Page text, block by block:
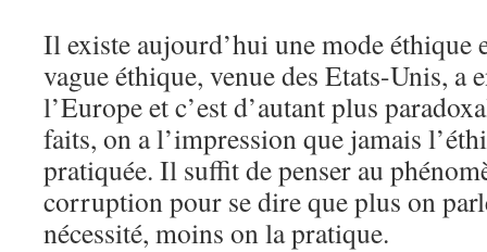
Il existe aujourd’hui une mode éthique
vague éthique, venue des Etats-Unis, a
l’Europe et c’est d’autant plus
faits, on a l’impression que jamais
pratiquée. Il suffit de penser au
corruption pour se dire que plus on
nécessité, moins on la pratique.